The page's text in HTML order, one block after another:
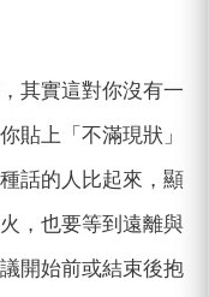
其實這對你沒有一
貼上「不滿現狀」
話的人比起來，顯
，也要等到遠離與
開始前或結束後抱